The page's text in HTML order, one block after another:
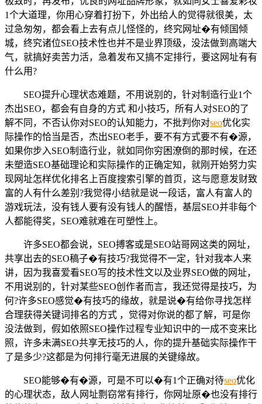
1个大道理，你用心穿着打扮下，外出给人的觉得就很美，太
过急匆匆，都会看上去有点儿怪怪的，终究网址�有倾国倾
城，终究诸位SEO技术性也并不是业界顶级，没法做到高端大
气，就搞好卖苦力活，急着发布又搞不定排行，要这网址有有
什么用?
SEO提升心理状态难题，不用说别的，针对制造行业1个
杰出SEO，都会有自身的方式 和小技巧，所有人对SEO的了
解不同，不否认你对SEO的认知能力，不批判你对seo优化实
际操作的恰当是否，杰出SEO老手，要不有方式要不有�源，
如果你步入SEO制造行业，就如同你穷困潦倒的那时候，在还
未塑造SEO基础理论和实际操作的正确定知，就刚开始努力实
现网址怎样优化排名上百度搜索引擎的首页，这与愿意发财致
富的人有什么差别?我觉得小结就是说一段话，富人有富人的
游戏玩法，没有钱人要有没有钱人的醒悟，基层SEO并非每个
人都能得奖，SEO难就难在可塑性上。
许多SEO都会说，SEO搏客或是SEO站哥网这类的网址，
共享出去的SEO稿子�有技巧?我觉得不一定，针对我本人来
讲，因为我喜爱看SEO写的技术性文以及业界SEO做的网址，
不用说别的，针对某些SEO创作者而言，我还觉得是技巧，为
何?许多SEO感觉�有技巧的缘故，就是说�有给你寻找怎样
合理获得关键词排名的方式 ，觉得对你说的都了解，可是你
没法做到，假如依照SEO操作过程专业知识中的一成不变来比
照，许多未满SEO共享无技巧的人，你的提升基础实际操作干
了是多少?这都是为何排行毫无进展的关键缘故。
SEO能够�有�源，可是不可以�有1个正确对待seo优化
的心理状态，敌人网址剽窃常有排行，你网址原�也没有排行